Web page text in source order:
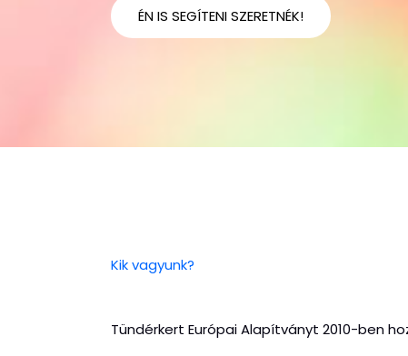
ÉN IS SEGÍTENI SZERETNÉK!
Kik vagyunk?
Tündérkert Európai Alapítványt 2010-ben